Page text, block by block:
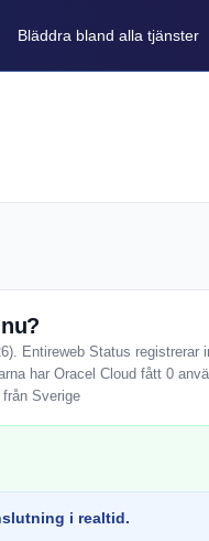
Bläddra bland alla tjänster
Entireweb Status registrerar
har Oracel Cloud fått 0
Sverige
i realtid.